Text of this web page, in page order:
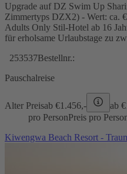
Upgrade auf DZ Swim Up
Zimmertyps DZX2) - Wert: ca.
Adults Only Stil-Hotel ab 16
für erholsame Urlaubstage zu
253537Bestellnr.:
Pauschalreise
Alter Preisab €1.456,- ab €
pro PersonPreis pro
Kiwengwa Beach Resort -